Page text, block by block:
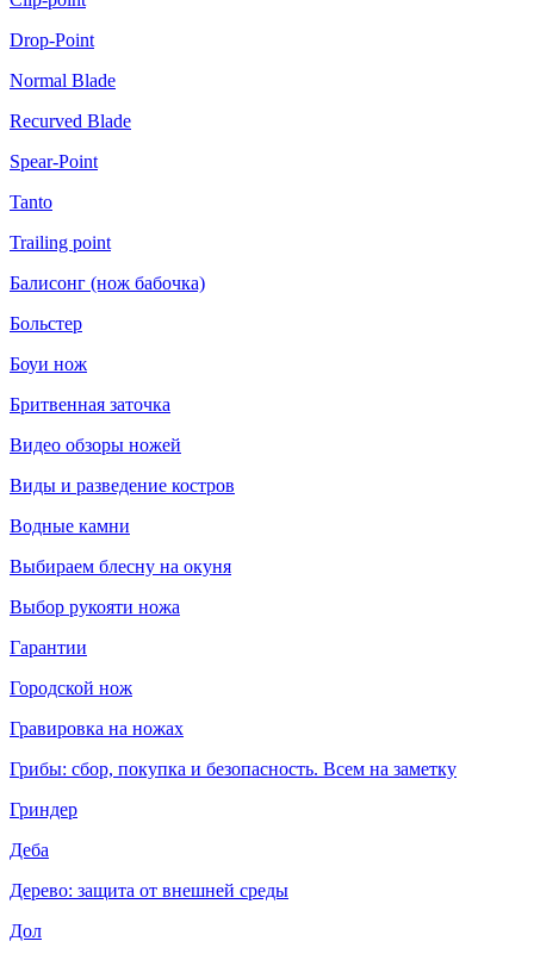
Drop-Point
Normal Blade
Recurved Blade
Spear-Point
Tanto
Trailing point
Балисонг (нож бабочка)
Больстер
Боуи нож
Бритвенная заточка
Видео обзоры ножей
Виды и разведение костров
Водные камни
Выбираем блесну на окуня
Выбор рукояти ножа
Гарантии
Городской нож
Гравировка на ножах
Грибы: сбор, покупка и безопасность. Всем на заметку
Гриндер
Деба
Дерево: защита от внешней среды
Дол